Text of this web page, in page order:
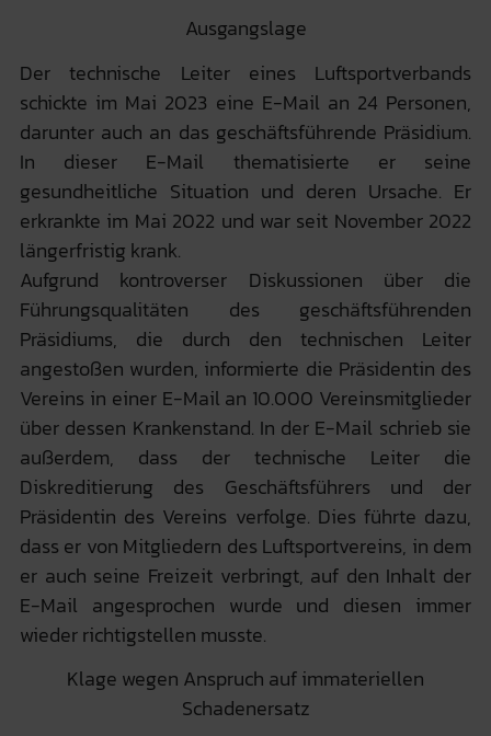
Ausgangslage
Der technische Leiter eines Luftsportverbands
schickte im Mai 2023 eine E-Mail an 24 Personen,
darunter auch an das geschäftsführende Präsidium.
In dieser E-Mail thematisierte er seine
gesundheitliche Situation und deren Ursache. Er
erkrankte im Mai 2022 und war seit November 2022
längerfristig krank.
Aufgrund kontroverser Diskussionen über die
Führungsqualitäten des geschäftsführenden
Präsidiums, die durch den technischen Leiter
angestoßen wurden, informierte die Präsidentin des
Vereins in einer E-Mail an 10.000 Vereinsmitglieder
über dessen Krankenstand. In der E-Mail schrieb sie
außerdem, dass der technische Leiter die
Diskreditierung des Geschäftsführers und der
Präsidentin des Vereins verfolge. Dies führte dazu,
dass er von Mitgliedern des Luftsportvereins, in dem
er auch seine Freizeit verbringt, auf den Inhalt der
E-Mail angesprochen wurde und diesen immer
wieder richtigstellen musste.
Klage wegen Anspruch auf immateriellen
Schadenersatz